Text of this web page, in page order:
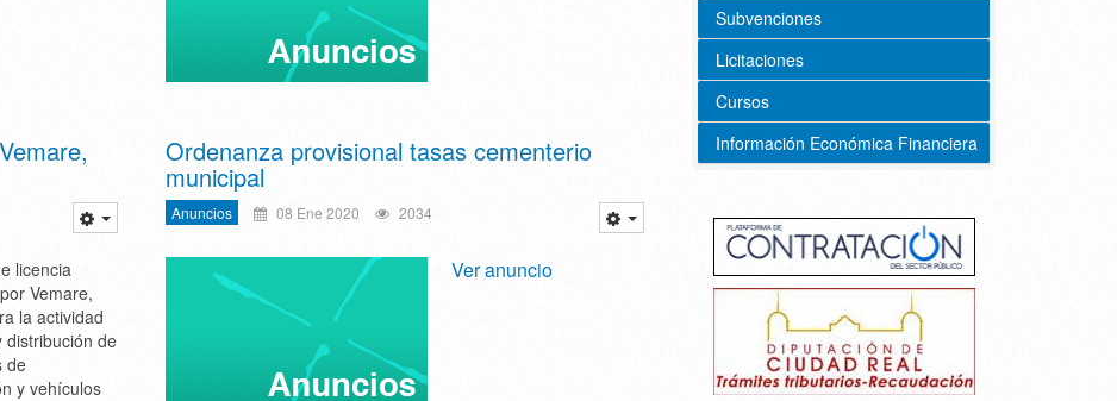
licencia
Vemare,
la actividad
distribución de
de
y vehículos
Ordenanza provisional tasas cementerio
municipal
Anuncios 08 Ene 2020 2034
Ver anuncio
Subvenciones
Licitaciones
Cursos
Información Económica Financiera